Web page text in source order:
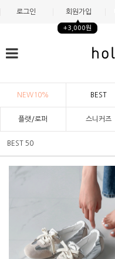
로그인 회원가입
+3,000원
NEW10% BEST
플랫/로퍼 스니커즈
BEST 50